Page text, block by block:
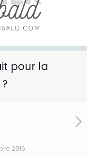
pour la
2016